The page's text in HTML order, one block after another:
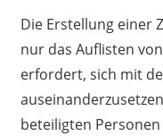
Die Erstellung einer
nur das Auflisten
erfordert, sich mit
beteiligten